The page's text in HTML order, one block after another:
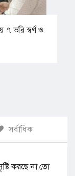
৭ ভরি স্বর্ণ ও
সর্বাধিক
করছে না তো